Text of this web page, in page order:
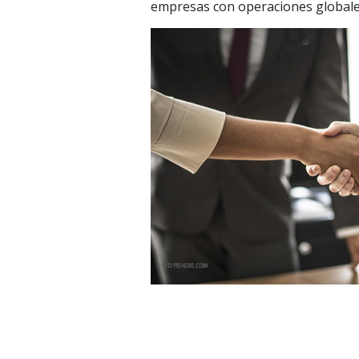
empresas con operaciones